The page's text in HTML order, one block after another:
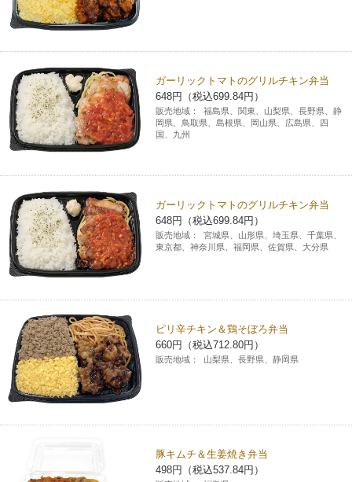
荷物預かりサービス「ecbocloakエクボクローク」（店舗限定）
ソフトバンクギフト
ガーリックトマトのグリルチキン弁当
648円（税込699.84円）
販売地域：
福島県、関東、山梨県、長野県、静
岡県、鳥取県、島根県、岡山県、広島県、四
国、九州
ガーリックトマトのグリルチキン弁当
648円（税込699.84円）
販売地域：
宮城県、山形県、埼玉県、千葉県、
東京都、神奈川県、福岡県、佐賀県、大分県
ピリ辛チキン＆鶏そぼろ弁当
660円（税込712.80円）
販売地域： 山梨県、長野県、静岡県
豚キムチ＆生姜焼き弁当
498円（税込537.84円）